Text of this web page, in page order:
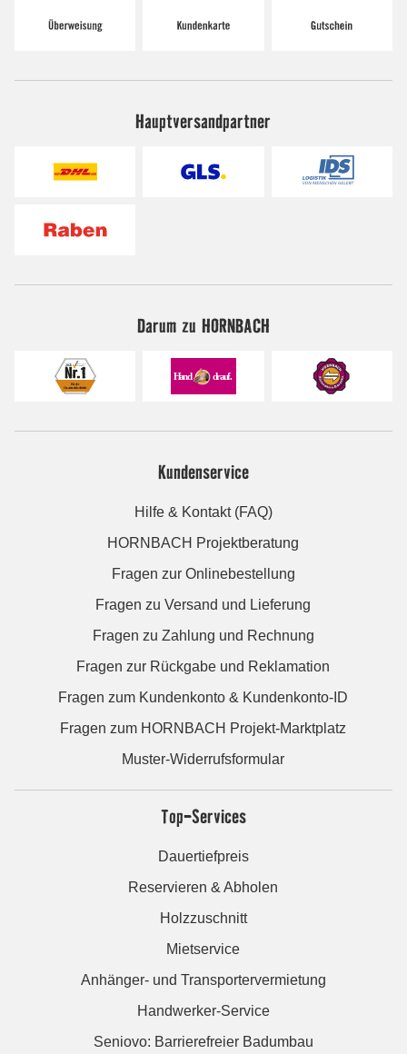
Hauptversandpartner
Darum zu HORNBACH
Kundenservice
Hilfe & Kontakt (FAQ)
HORNBACH Projektberatung
Fragen zur Onlinebestellung
Fragen zu Versand und Lieferung
Fragen zu Zahlung und Rechnung
Fragen zur Rückgabe und Reklamation
Fragen zum Kundenkonto & Kundenkonto-ID
Fragen zum HORNBACH Projekt-Marktplatz
Muster-Widerrufsformular
Top-Services
Dauertiefpreis
Reservieren & Abholen
Holzzuschnitt
Mietservice
Anhänger- und Transportervermietung
Handwerker-Service
Seniovo: Barrierefreier Badumbau